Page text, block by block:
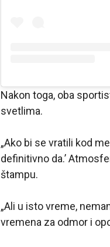
Nakon toga, oba
svetlima.
„Ako bi se vratili kod
definitivno da.’
štampu.
„Ali u isto vreme,
vremena za odmor i